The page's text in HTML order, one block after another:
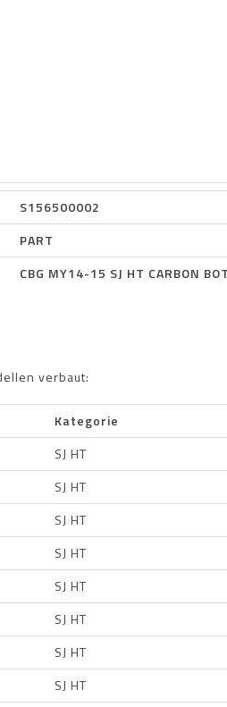
S156500002
PART
CBG MY14-15 SJ HT CARBON
verbaut:
Kategorie
SJ HT
SJ HT
SJ HT
SJ HT
SJ HT
SJ HT
SJ HT
SJ HT